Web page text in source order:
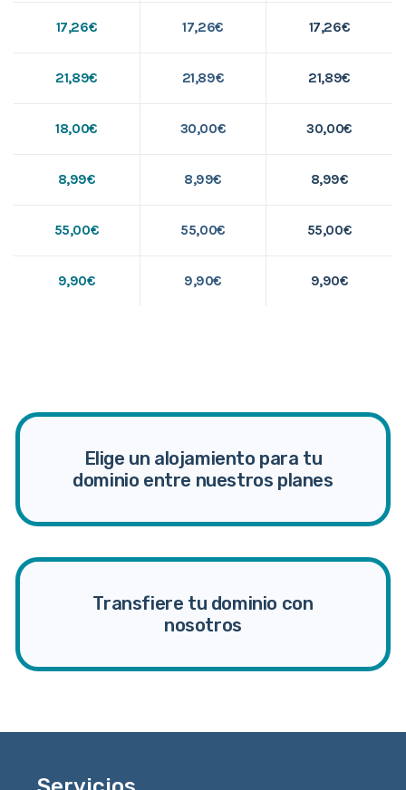
17,26€ 17,26€ 17,26€
21,89€ 21,89€ 21,89€
18,00€ 30,00€ 30,00€
8,99€ 8,99€ 8,99€
55,00€ 55,00€ 55,00€
9,90€ 9,90€ 9,90€
Elige un alojamiento para tu
dominio entre nuestros planes
Transfiere tu dominio con
nosotros